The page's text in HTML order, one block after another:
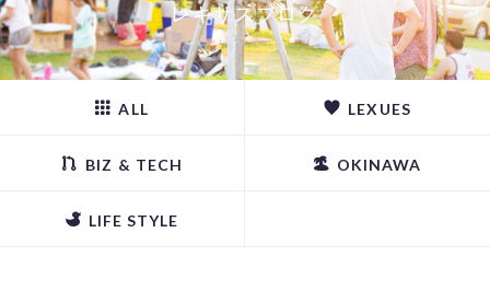
レキサスブログ
ALL LEXUES
BIZ & TECH OKINAWA
LIFE STYLE